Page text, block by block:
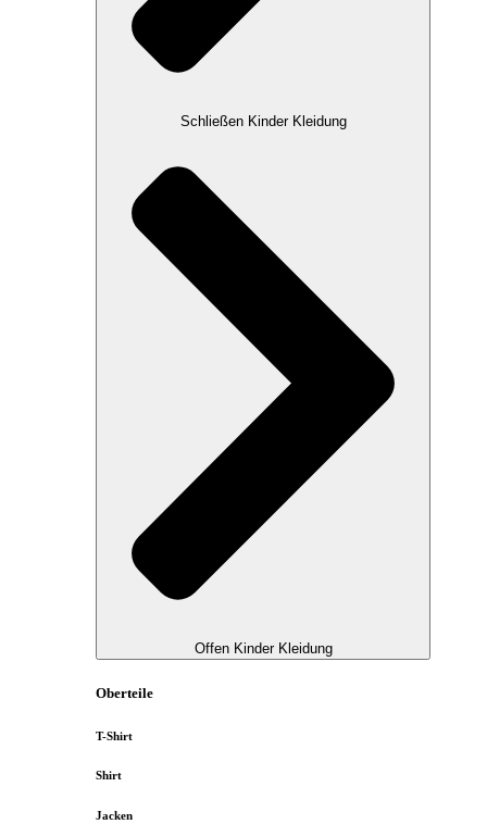
Schließen Kinder Kleidung
Offen Kinder Kleidung
Oberteile
T-Shirt
Shirt
Jacken